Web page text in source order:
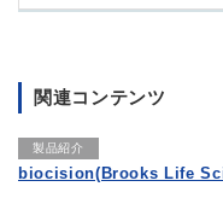
関連コンテンツ
製品紹介
biocision(Brooks Life